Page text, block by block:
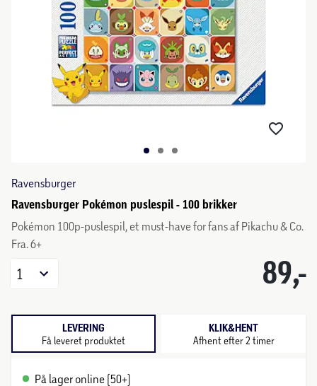
Ravensburger
Ravensburger Pokémon puslespil - 100 brikker
Pokémon 100p-puslespil, et must-have for fans af Pikachu & Co.
Fra. 6+
89,-
1
LEVERING
Få leveret produktet
KLIK&HENT
Afhent efter 2 timer
På lager online (50+)